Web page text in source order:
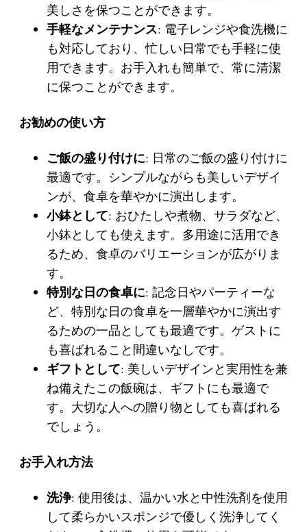
美しさを保つことができます。
手軽なメンテナンス: 電子レンジや食洗機に
も対応しており、忙しい日常でも手軽に使
用できます。お手入れも簡単で、常に清潔
に保つことができます。
お勧めの使い方
ご飯の盛り付けに: 日常のご飯の盛り付けに
最適です。シンプルながらも美しいデザイ
ンが、食卓を華やかに演出します。
小鉢として: おひたしや煮物、サラダなど、
小鉢としても使えます。多用途に活用でき
るため、食卓のバリエーションが広がりま
す。
特別な日の食卓に: 記念日やパーティーな
ど、特別な日の食卓を一層華やかに演出す
るための一品としても最適です。ゲストに
も喜ばれること間違いなしです。
ギフトとして: 美しいデザインと実用性を兼
ね備えたこの飯碗は、ギフトにも最適で
す。大切な人への贈り物としても喜ばれる
でしょう。
お手入れ方法
洗浄: 使用後は、温かい水と中性洗剤を使用
して柔らかいスポンジで優しく洗浄してく